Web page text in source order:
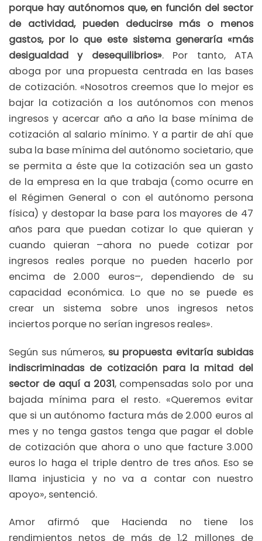
porque hay autónomos que, en función del sector
de actividad, pueden deducirse más o menos
gastos, por lo que este sistema generaría «más
desigualdad y desequilibrios». Por tanto, ATA
aboga por una propuesta centrada en las bases
de cotización. «Nosotros creemos que lo mejor es
bajar la cotización a los autónomos con menos
ingresos y acercar año a año la base mínima de
cotización al salario mínimo. Y a partir de ahí que
suba la base mínima del autónomo societario, que
se permita a éste que la cotización sea un gasto
de la empresa en la que trabaja (como ocurre en
el Régimen General o con el autónomo persona
física) y destopar la base para los mayores de 47
años para que puedan cotizar lo que quieran y
cuando quieran –ahora no puede cotizar por
ingresos reales porque no pueden hacerlo por
encima de 2.000 euros–, dependiendo de su
capacidad económica. Lo que no se puede es
crear un sistema sobre unos ingresos netos
inciertos porque no serían ingresos reales».
Según sus números, su propuesta evitaría subidas
indiscriminadas de cotización para la mitad del
sector de aquí a 2031, compensadas solo por una
bajada mínima para el resto. «Queremos evitar
que si un autónomo factura más de 2.000 euros al
mes y no tenga gastos tenga que pagar el doble
de cotización que ahora o uno que facture 3.000
euros lo haga el triple dentro de tres años. Eso se
llama injusticia y no va a contar con nuestro
apoyo», sentenció.
Amor afirmó que Hacienda no tiene los
rendimientos netos de más de 1,2 millones de